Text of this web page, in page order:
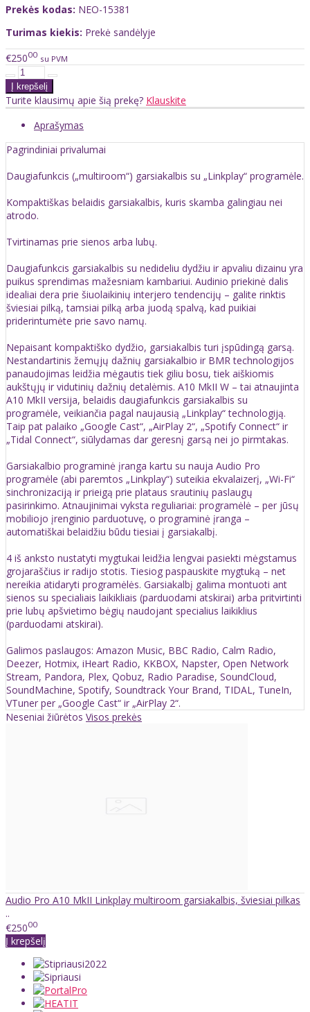
Prekės kodas: NEO-15381
Turimas kiekis: Prekė sandėlyje
€25000 su PVM
Turite klausimų apie šią prekę? Klauskite
Aprašymas
Pagrindiniai privalumai
Daugiafunkcis („multiroom“) garsiakalbis su „Linkplay“ programėle.
Kompaktiškas belaidis garsiakalbis, kuris skamba galingiau nei
atrodo.
Tvirtinamas prie sienos arba lubų.
Daugiafunkcis garsiakalbis su nedideliu dydžiu ir apvaliu dizainu yra
puikus sprendimas mažesniam kambariui. Audinio priekinė dalis
idealiai dera prie šiuolaikinių interjero tendencijų – galite rinktis
šviesiai pilką, tamsiai pilką arba juodą spalvą, kad puikiai
priderintumėte prie savo namų.
Nepaisant kompaktiško dydžio, garsiakalbis turi įspūdingą garsą.
Nestandartinis žemųjų dažnių garsiakalbio ir BMR technologijos
panaudojimas leidžia mėgautis tiek giliu bosu, tiek aiškiomis
aukštųjų ir vidutinių dažnių detalėmis. A10 MkII W – tai atnaujinta
A10 MkII versija, belaidis daugiafunkcis garsiakalbis su
programėle, veikiančia pagal naujausią „Linkplay“ technologiją.
Taip pat palaiko „Google Cast“, „AirPlay 2“, „Spotify Connect“ ir
„Tidal Connect“, siūlydamas dar geresnį garsą nei jo pirmtakas.
Garsiakalbio programinė įranga kartu su nauja Audio Pro
programėle (abi paremtos „Linkplay“) suteikia ekvalaizerį, „Wi-Fi“
sinchronizaciją ir prieigą prie plataus srautinių paslaugų
pasirinkimo. Atnaujinimai vyksta reguliariai: programėlė – per jūsų
mobiliojo įrenginio parduotuvę, o programinė įranga –
automatiškai belaidžiu būdu tiesiai į garsiakalbį.
4 iš anksto nustatyti mygtukai leidžia lengvai pasiekti mėgstamus
grojaraščius ir radijo stotis. Tiesiog paspauskite mygtuką – net
nereikia atidaryti programėlės. Garsiakalbį galima montuoti ant
sienos su specialiais laikikliais (parduodami atskirai) arba pritvirtinti
prie lubų apšvietimo bėgių naudojant specialius laikiklius
(parduodami atskirai).
Galimos paslaugos: Amazon Music, BBC Radio, Calm Radio,
Deezer, Hotmix, iHeart Radio, KKBOX, Napster, Open Network
Stream, Pandora, Plex, Qobuz, Radio Paradise, SoundCloud,
SoundMachine, Spotify, Soundtrack Your Brand, TIDAL, TuneIn,
VTuner per „Google Cast“ ir „AirPlay 2“.
Neseniai žiūrėtos Visos prekės
Audio Pro A10 MkII Linkplay multiroom garsiakalbis, šviesiai pilkas
..
€25000
Į krepšelį